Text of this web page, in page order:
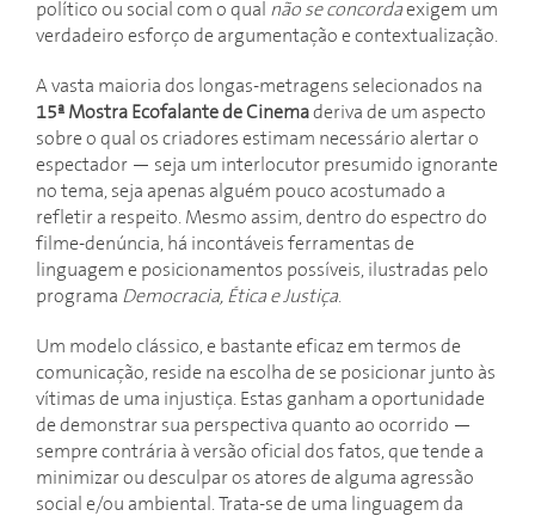
político ou social com o qual não se concordaexigem um
verdadeiro esforço de argumentação e contextualização.
A vasta maioria dos longas-metragens selecionados na
15ª Mostra Ecofalante de Cinemaderiva de um aspecto
sobre o qual os criadores estimam necessário alertar o
espectador — seja um interlocutor presumido ignorante
no tema, seja apenas alguém pouco acostumado a
refletir a respeito. Mesmo assim, dentro do espectro do
filme-denúncia, há incontáveis ferramentas de
linguagem e posicionamentos possíveis, ilustradas pelo
programa Democracia, Ética e Justiça.
Um modelo clássico, e bastante eficaz em termos de
comunicação, reside na escolha de se posicionar junto às
vítimas de uma injustiça. Estas ganham a oportunidade
de demonstrar sua perspectiva quanto ao ocorrido —
sempre contrária à versão oficial dos fatos, que tende a
minimizar ou desculpar os atores de alguma agressão
social e/ou ambiental. Trata-se de uma linguagem da